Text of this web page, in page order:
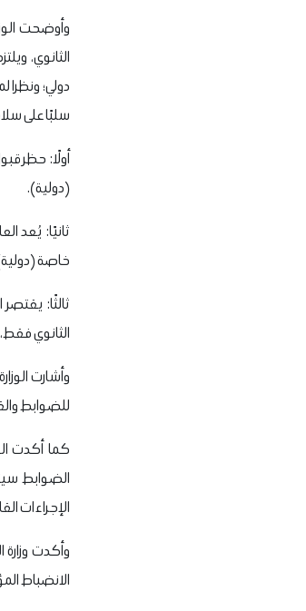
وأوضحت
الثانوي،
دولي؛ ونظرا
سلبًا على
(دولية).
خاصة
ثالثًا:
الثانوي فقط،
للضوابط
كما أكدت
الضوابط
الإجراءات
وأكدت
الانضباط